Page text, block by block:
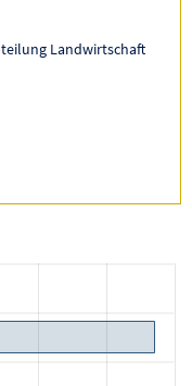
Landwirtschaft